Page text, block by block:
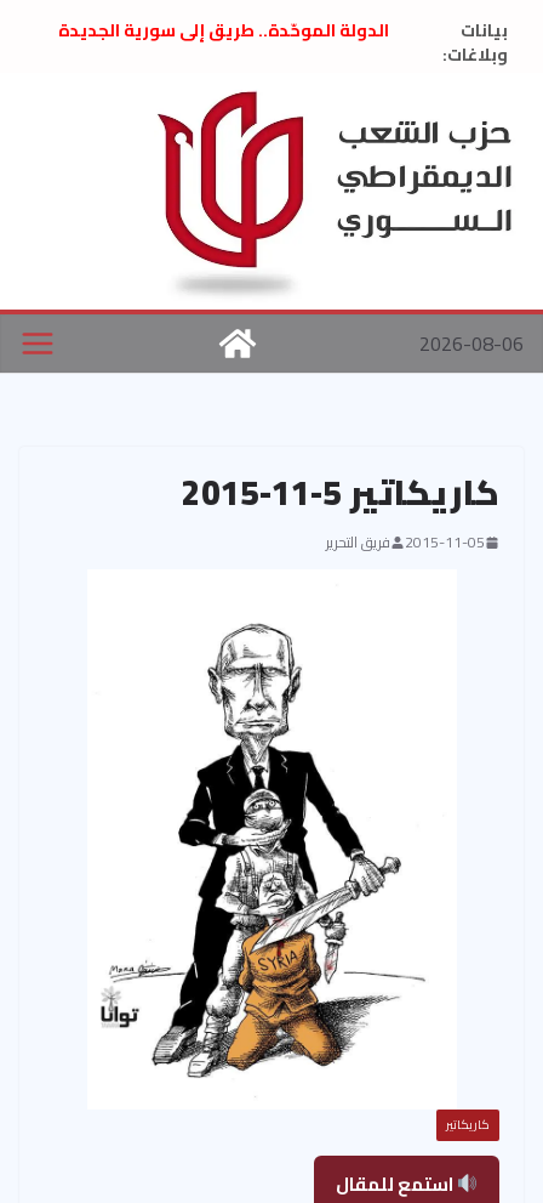
بيانات
وبلاغات:
الدولة الموحّدة.. طريق إلى سورية الجديدة
العام السابق لحزب الاتحاد الاشتراكي العربي
الديمقراطي
بلاغ صادر عن اجتماع اللجنة المركزية نيسان
2026
الحرب الأمريكية الإسرائيلية على نظام الملالي
في إيران .. بيان من حزب الشعب الديمقراطي
السوري
2026-08-06
كاريكاتير 5-11-2015
2015-11-05 فريق التحرير
كاريكاتير
استمع للمقال